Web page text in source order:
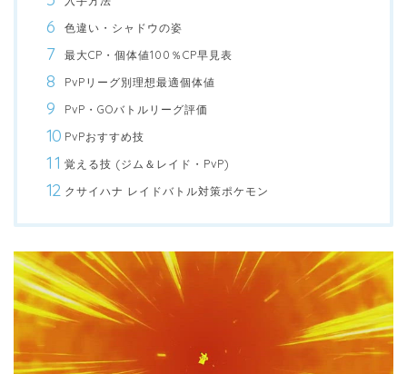
色違い・シャドウの姿
最大CP・個体値100％CP早見表
PvPリーグ別理想最適個体値
PvP・GOバトルリーグ評価
PvPおすすめ技
覚える技 (ジム＆レイド・PvP)
クサイハナ レイドバトル対策ポケモン